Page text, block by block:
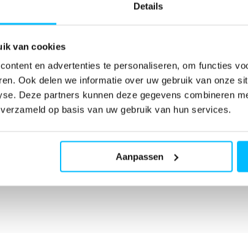
Details
van cookies
en advertenties te personaliseren, om functies
Ook delen we informatie over uw gebruik van onze
Deze partners kunnen deze gegevens combineren
op basis van uw gebruik van hun services.
Aanpassen
voor
voor aluminium kozijnen op de
atoom13, BUVA en Aluprof.
die de markt voor aluminium